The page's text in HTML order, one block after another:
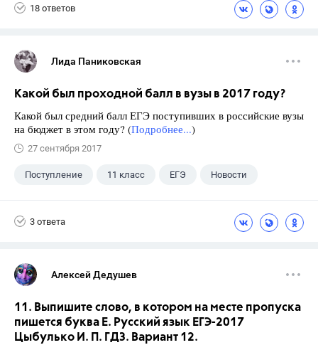
18 ответов
Лида Паниковская
Какой был проходной балл в вузы в 2017 году?
Какой был средний балл ЕГЭ поступивших в российские вузы
на бюджет в этом году? (Подробнее...)
27 сентября 2017
Поступление 11 класс ЕГЭ Новости
3 ответа
Алексей Дедушев
11. Выпишите слово, в котором на месте пропуска
пишется буква Е. Русский язык ЕГЭ-2017
Цыбулько И. П. ГДЗ. Вариант 12.